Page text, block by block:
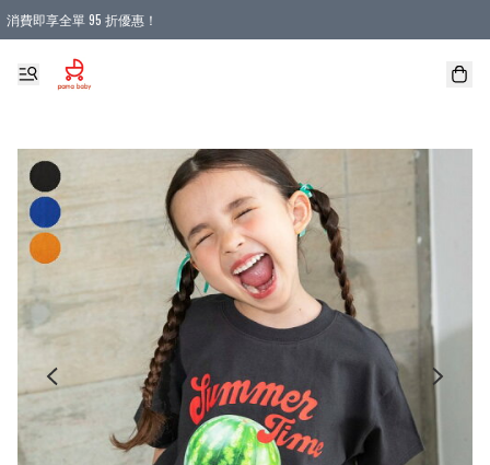
消費即享全單 95 折優惠！
購物滿 HKD 900.00即享免運費優惠！（適用於 本地送貨、本地取貨 )